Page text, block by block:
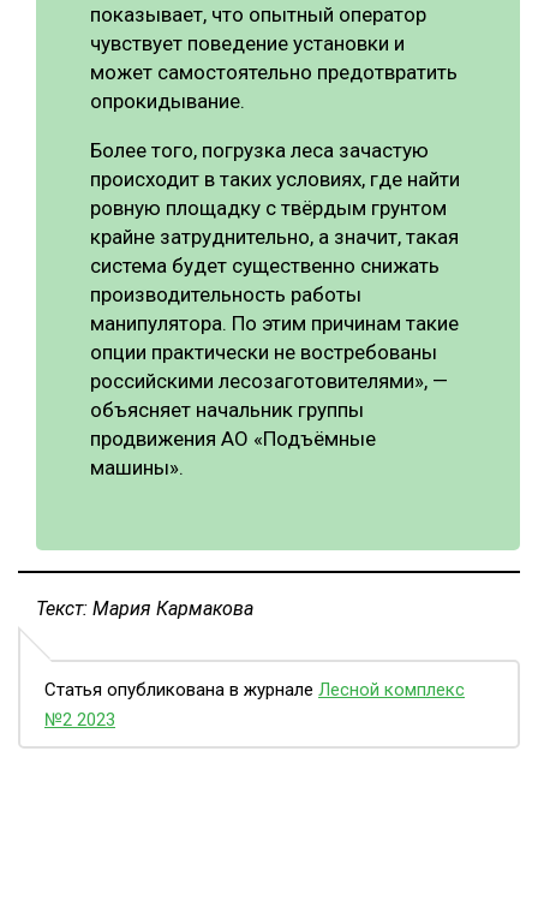
показывает, что опытный оператор
чувствует поведение установки и
может самостоятельно предотвратить
опрокидывание.
Более того, погрузка леса зачастую
происходит в таких условиях, где найти
ровную площадку с твёрдым грунтом
крайне затруднительно, а значит, такая
система будет существенно снижать
производительность работы
манипулятора. По этим причинам такие
опции практически не востребованы
российскими лесозаготовителями», —
объясняет начальник группы
продвижения АО «Подъёмные
машины».
Текст: Мария Кармакова
Статья опубликована в журнале Лесной комплекс
№2 2023